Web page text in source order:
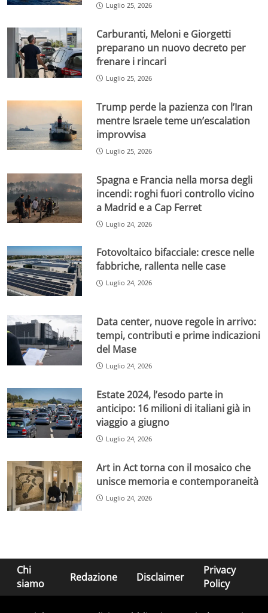
Luglio 25, 2026
Carburanti, Meloni e Giorgetti
preparano un nuovo decreto per
frenare i rincari
Luglio 25, 2026
Trump perde la pazienza con l’Iran
mentre Israele teme un’escalation
improvvisa
Luglio 25, 2026
Spagna e Francia nella morsa degli
incendi: roghi fuori controllo vicino
a Madrid e a Cap Ferret
Luglio 24, 2026
Fotovoltaico bifacciale: cresce nelle
fabbriche, rallenta nelle case
Luglio 24, 2026
Data center, nuove regole in arrivo:
tempi, contributi e prime indicazioni
del Mase
Luglio 24, 2026
Estate 2024, l’esodo parte in
anticipo: 16 milioni di italiani già in
viaggio a giugno
Luglio 24, 2026
Art in Act torna con il mosaico che
unisce memoria e contemporaneità
Luglio 24, 2026
Chi
siamo
Redazione Disclaimer
Privacy
Policy